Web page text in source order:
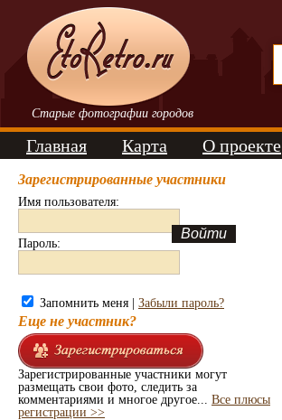
Старые фотографии городов
Главная Карта О проекте
Зарегистрированные участники
Имя пользователя:
Пароль:
Запомнить меня | Забыли пароль?
Еще не участник?
Зарегистрированные участники могут
размещать свои фото, следить за
комментариями и многое другое... Все плюсы
регистрации >>